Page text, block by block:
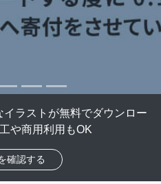
ラストが無料でダウンロー
や商用利用もOK
確認する